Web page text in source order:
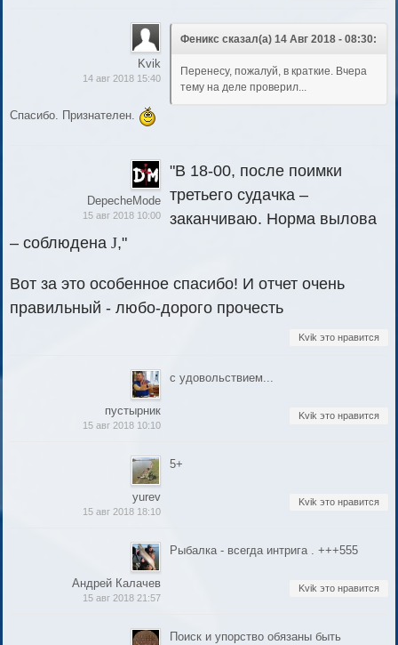
Kvik
14 авг 2018 15:40
Феникс сказал(а) 14 Авг 2018 - 08:30:
Перенесу, пожалуй, в краткие. Вчера
тему на деле проверил...
Спасибо. Признателен.
DepecheMode
15 авг 2018 10:00
"В 18-00, после поимки
третьего судачка –
заканчиваю. Норма вылова
– соблюденаJ,"
Вот за это особенное спасибо! И отчет очень
правильный - любо-дорого прочесть
Kvik это нравится
пустырник
15 авг 2018 10:10
с удовольствием...
Kvik это нравится
yurev
15 авг 2018 18:10
5+
Kvik это нравится
Андрей Калачев
15 авг 2018 21:57
Рыбалка - всегда интрига . +++555
Kvik это нравится
Поиск и упорство обязаны быть